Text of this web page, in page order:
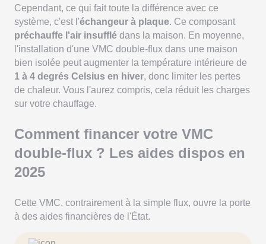
Cependant, ce qui fait toute la différence avec ce
système, c'est l'échangeur à plaque. Ce composant
préchauffe l'air insufflé dans la maison. En moyenne,
l'installation d'une VMC double-flux dans une maison
bien isolée peut augmenter la température intérieure de
1 à 4 degrés Celsius en hiver, donc limiter les pertes
de chaleur. Vous l'aurez compris, cela réduit les charges
sur votre chauffage.
Comment financer votre VMC
double-flux ? Les aides dispos en
2025
Cette VMC, contrairement à la simple flux, ouvre la porte
à des aides financières de l'État.